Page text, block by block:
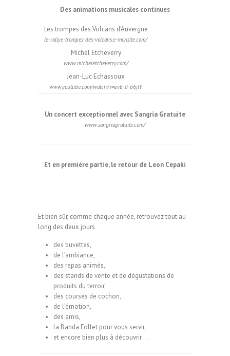
Des animations musicales continues
Les trompes des Volcans d’Auvergne
le-rallye-trompes-des-volcans.e-monsite.com/
Michel Etcheverry
www.micheletcheverry.com/
Jean-Luc Echassoux
www.youtube.com/watch?v=zvE-d-b6jlY
Un concert exceptionnel avec Sangria Gratuite
www.sangriagratuite.com/
Et en première partie, le retour de Leon Cepaki
Et bien sûr, comme chaque année, retrouvez tout au
long des deux jours
des buvettes,
de l’ambiance,
des repas animés,
des stands de vente et de dégustations de
produits du terroir,
des courses de cochon,
de l’émotion,
des amis,
la Banda Follet pour vous servir,
et encore bien plus à découvrir …